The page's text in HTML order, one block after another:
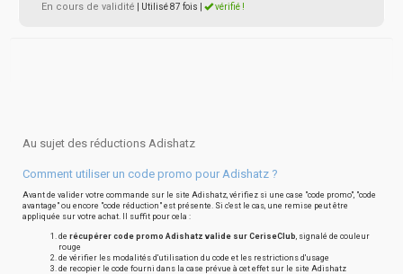
En cours de validité | Utilisé 87 fois vérifié !
Au sujet des réductions Adishatz
Comment utiliser un code promo pour Adishatz ?
Avant de valider votre commande sur le site Adishatz, vérifiez si une case "code promo", "code
avantage" ou encore "code réduction" est présente. Si c'est le cas, une remise peut être
appliquée sur votre achat. Il suffit pour cela :
de récupérer code promo Adishatz valide sur CeriseClub, signalé de couleur
rouge
de vérifier les modalités d'utilisation du code et les restrictions d'usage
de recopier le code fourni dans la case prévue à cet effet sur le site Adishatz